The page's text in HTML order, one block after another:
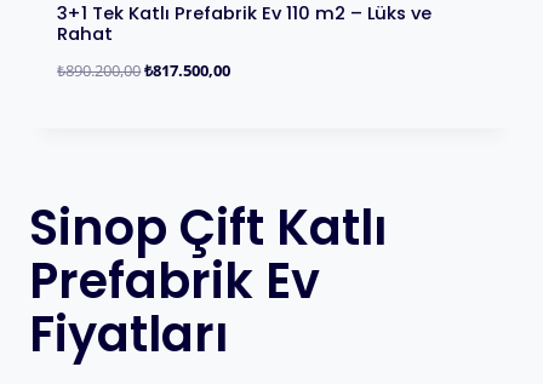
3+1 Tek Katlı Prefabrik Ev 110 m2 – Lüks ve
Rahat
₺890.200,00₺817.500,00
Sinop Çift Katlı
Prefabrik Ev
Fiyatları